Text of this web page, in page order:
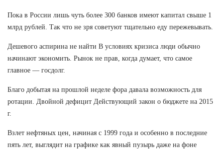
Пока в России лишь чуть более 300 банков имеют капитал свыше 1
млрд рублей. Так что не зря советуют тщательно еду пережевывать.
Дешевого аспирина не найти В условиях кризиса люди обычно
начинают экономить. Рынок не прав, когда думает, что самое
главное — госдолг.
Благо добытая на прошлой неделе фора давала возможность для
ротации. Двойной дефицит Действующий закон о бюджете на 2015
г.
Взлет нефтяных цен, начиная с 1999 года и особенно в последние
пять лет, выглядит на графике как явный пузырь даже на фоне